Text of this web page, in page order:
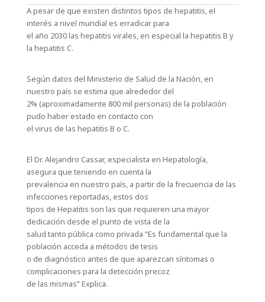
A pesar de que existen distintos tipos de hepatitis, el
interés a nivel mundial es erradicar para
el año 2030 las hepatitis virales, en especial la hepatitis B y
la hepatitis C.
Según datos del Ministerio de Salud de la Nación, en
nuestro país se estima que alrededor del
2% (aproximadamente 800 mil personas) de la población
pudo haber estado en contacto con
el virus de las hepatitis B o C.
El Dr. Alejandro Cassar, especialista en Hepatología,
asegura que teniendo en cuenta la
prevalencia en nuestro país, a partir de la frecuencia de las
infecciones reportadas, estos dos
tipos de Hepatitis son las que requieren una mayor
dedicación desde el punto de vista de la
salud tanto pública como privada “Es fundamental que la
población acceda a métodos de tesis
o de diagnóstico antes de que aparezcan síntomas o
complicaciones para la detección precoz
de las mismas” Explica.